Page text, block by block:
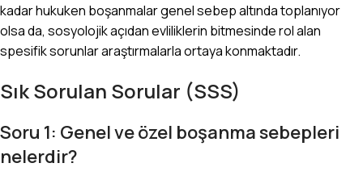
kadar hukuken boşanmalar genel sebep altında toplanıyor
olsa da, sosyolojik açıdan evliliklerin bitmesinde rol alan
spesifik sorunlar araştırmalarla ortaya konmaktadır.
Sık Sorulan Sorular (SSS)
Soru 1: Genel ve özel boşanma sebepleri
nelerdir?